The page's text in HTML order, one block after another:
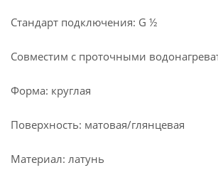
Стандарт подключения: G ½
Совместим с проточными
Форма: круглая
Поверхность: матовая/глянцевая
Материал: латунь